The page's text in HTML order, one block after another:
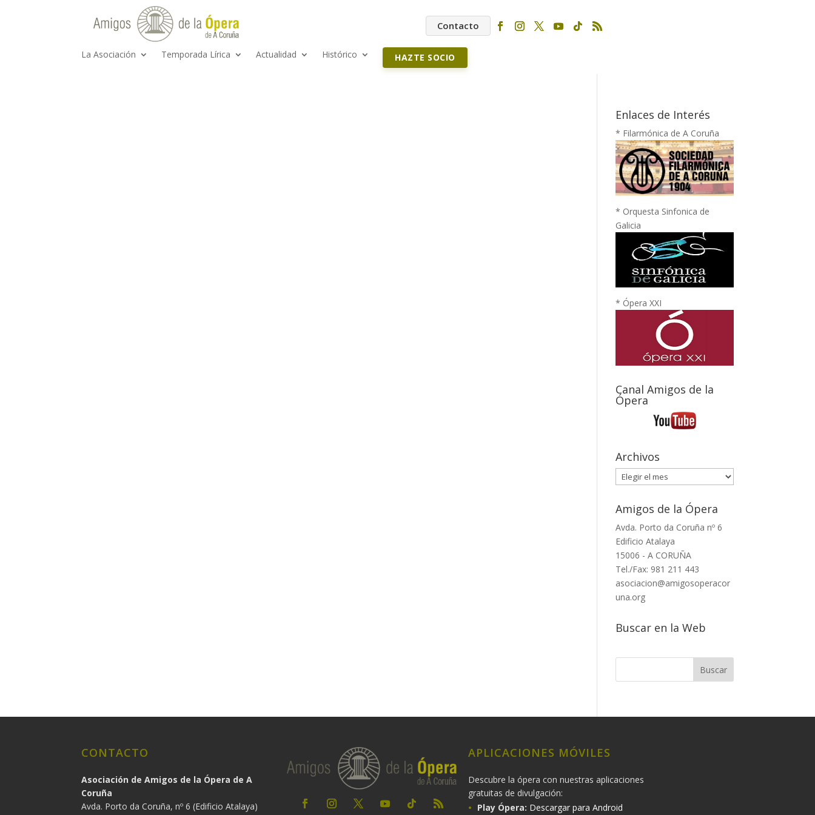
Contacto
La Asociación Temporada Lírica Actualidad Histórico HAZTE SOCIO
Enlaces de Interés
* Filarmónica de A Coruña
* Orquesta Sinfonica de
Galicia
* Ópera XXI
Canal Amigos de la
Ópera
Archivos
Archivos
Amigos de la Ópera
Avda. Porto da Coruña nº 6
Edificio Atalaya
15006 - A CORUÑA
Tel./Fax: 981 211 443
asociacion@amigosoperacor
una.org
Buscar en la Web
CONTACTO
Asociación de Amigos de la Ópera de A
Coruña
Avda. Porto da Coruña, nº 6 (Edificio Atalaya)
APLICACIONES MÓVILES
Descubre la ópera con nuestras aplicaciones
gratuitas de divulgación:
Play Ópera: Descargar para Android